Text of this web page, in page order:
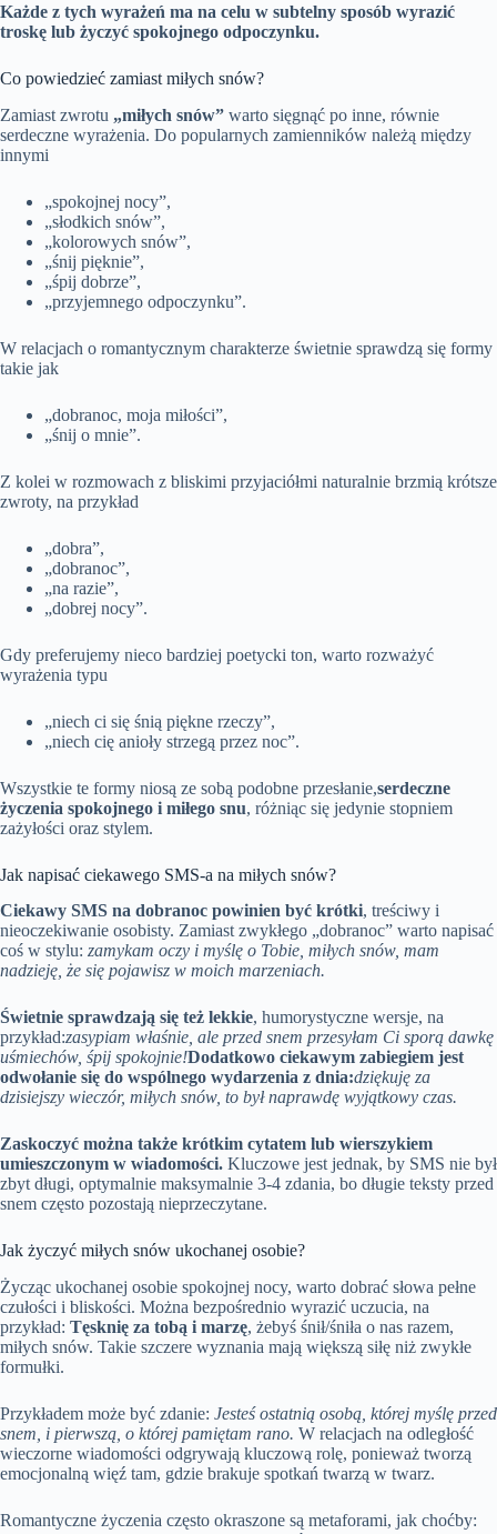
Każde z tych wyrażeń ma na celu w subtelny sposób wyrazić
troskę lub życzyć spokojnego odpoczynku.
Co powiedzieć zamiast miłych snów?
Zamiast zwrotu „miłych snów” warto sięgnąć po inne, równie
serdeczne wyrażenia. Do popularnych zamienników należą między
innymi
„spokojnej nocy”,
„słodkich snów”,
„kolorowych snów”,
„śnij pięknie”,
„śpij dobrze”,
„przyjemnego odpoczynku”.
W relacjach o romantycznym charakterze świetnie sprawdzą się formy
takie jak
„dobranoc, moja miłości”,
„śnij o mnie”.
Z kolei w rozmowach z bliskimi przyjaciółmi naturalnie brzmią krótsze
zwroty, na przykład
„dobra”,
„dobranoc”,
„na razie”,
„dobrej nocy”.
Gdy preferujemy nieco bardziej poetycki ton, warto rozważyć
wyrażenia typu
„niech ci się śnią piękne rzeczy”,
„niech cię anioły strzegą przez noc”.
Wszystkie te formy niosą ze sobą podobne przesłanie,serdeczne
życzenia spokojnego i miłego snu, różniąc się jedynie stopniem
zażyłości oraz stylem.
Jak napisać ciekawego SMS-a na miłych snów?
Ciekawy SMS na dobranoc powinien być krótki, treściwy i
nieoczekiwanie osobisty. Zamiast zwykłego „dobranoc” warto napisać
coś w stylu: zamykam oczy i myślę o Tobie, miłych snów, mam
nadzieję, że się pojawisz w moich marzeniach.
Świetnie sprawdzają się też lekkie, humorystyczne wersje, na
przykład:zasypiam właśnie, ale przed snem przesyłam Ci sporą dawkę
uśmiechów, śpij spokojnie!Dodatkowo ciekawym zabiegiem jest
odwołanie się do wspólnego wydarzenia z dnia:dziękuję za
dzisiejszy wieczór, miłych snów, to był naprawdę wyjątkowy czas.
Zaskoczyć można także krótkim cytatem lub wierszykiem
umieszczonym w wiadomości. Kluczowe jest jednak, by SMS nie był
zbyt długi, optymalnie maksymalnie 3-4 zdania, bo długie teksty przed
snem często pozostają nieprzeczytane.
Jak życzyć miłych snów ukochanej osobie?
Życząc ukochanej osobie spokojnej nocy, warto dobrać słowa pełne
czułości i bliskości. Można bezpośrednio wyrazić uczucia, na
przykład: Tęsknię za tobą i marzę, żebyś śnił/śniła o nas razem,
miłych snów. Takie szczere wyznania mają większą siłę niż zwykłe
formułki.
Przykładem może być zdanie: Jesteś ostatnią osobą, której myślę przed
snem, i pierwszą, o której pamiętam rano. W relacjach na odległość
wieczorne wiadomości odgrywają kluczową rolę, ponieważ tworzą
emocjonalną więź tam, gdzie brakuje spotkań twarzą w twarz.
Romantyczne życzenia często okraszone są metaforami, jak choćby: